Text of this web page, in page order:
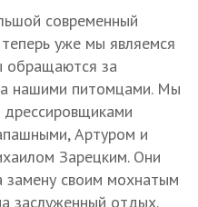
современный
уже мы являемся
обращаются за
нашими питомцами. Мы
Артуром и
Зарецким. Они
своим мохнатым
заслуженный отдых.